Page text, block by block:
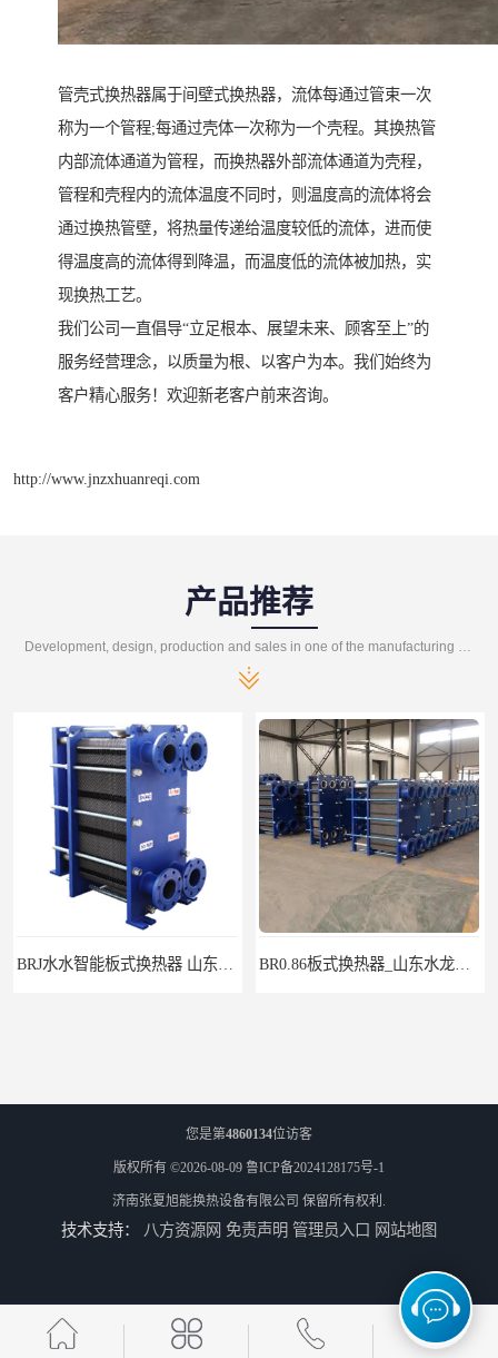
管壳式换热器属于间壁式换热器，流体每通过管束一次
称为一个管程;每通过壳体一次称为一个壳程。其换热管
内部流体通道为管程，而换热器外部流体通道为壳程，
管程和壳程内的流体温度不同时，则温度高的流体将会
通过换热管壁，将热量传递给温度较低的流体，进而使
得温度高的流体得到降温，而温度低的流体被加热，实
现换热工艺。
我们公司一直倡导“立足根本、展望未来、顾客至上”的
服务经营理念，以质量为根、以客户为本。我们始终为
客户精心服务！欢迎新老客户前来咨询。
http://www.jnzxhuanreqi.com
产品推荐
您是第4860134位访客
版权所有 ©2026-08-09 鲁ICP备2024128175号-1
济南张夏旭能换热设备有限公司 保留所有权利.
技术支持： 八方资源网 免责声明 管理员入口 网站地图